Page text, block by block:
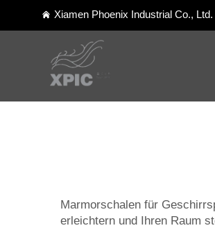
Xiamen Phoenix Industrial Co., Ltd.
Marmorschalen für
erleichtern und Ihren Raum